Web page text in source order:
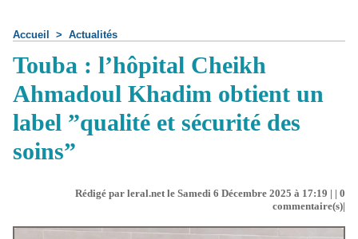
Accueil > Actualités
Touba : l’hôpital Cheikh
Ahmadoul Khadim obtient un
label ”qualité et sécurité des
soins”
Rédigé par leral.net le Samedi 6 Décembre 2025 à 17:19 | | 0
commentaire(s)|